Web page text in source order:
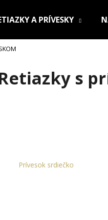
A PRÍVESKY
s
Prívesok srdiečko
Čo potrebujete